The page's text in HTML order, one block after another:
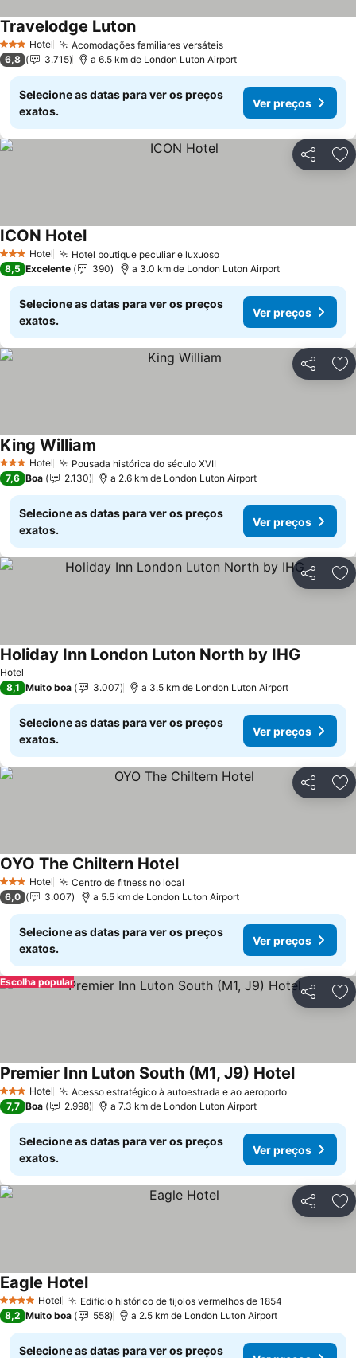
3 EstrelasHotel Acomodações familiares versáteis
Travelodge Luton
6,8 3.715 a 6.5 km de London Luton Airport
Selecione as datas para ver os preços
exatos.
Ver preços
Partilhar
3 EstrelasHotel Hotel boutique peculiar e luxuoso
ICON Hotel
8,5 Excelente 390 a 3.0 km de London Luton Airport
Selecione as datas para ver os preços
exatos.
Ver preços
Partilhar
3 EstrelasHotel Pousada histórica do século XVII
King William
7,6 Boa 2.130 a 2.6 km de London Luton Airport
Selecione as datas para ver os preços
exatos.
Ver preços
Partilhar
Hotel
Holiday Inn London Luton North by IHG
8,1 Muito boa 3.007 a 3.5 km de London Luton Airport
Selecione as datas para ver os preços
exatos.
Ver preços
Partilhar
3 EstrelasHotel Centro de fitness no local
OYO The Chiltern Hotel
6,0 3.007 a 5.5 km de London Luton Airport
Selecione as datas para ver os preços
exatos.
Ver preços
Partilhar
Escolha popular
3 EstrelasHotel Acesso estratégico à autoestrada e ao aeroporto
Premier Inn Luton South (M1, J9) Hotel
7,7 Boa 2.998 a 7.3 km de London Luton Airport
Selecione as datas para ver os preços
exatos.
Ver preços
Partilhar
4 EstrelasHotel Edifício histórico de tijolos vermelhos de 1854
Eagle Hotel
8,2 Muito boa 558 a 2.5 km de London Luton Airport
Selecione as datas para ver os preços